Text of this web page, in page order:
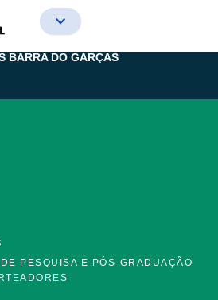
BARRA DO GARÇAS
PESQUISA E PÓS-GRADUAÇÃO